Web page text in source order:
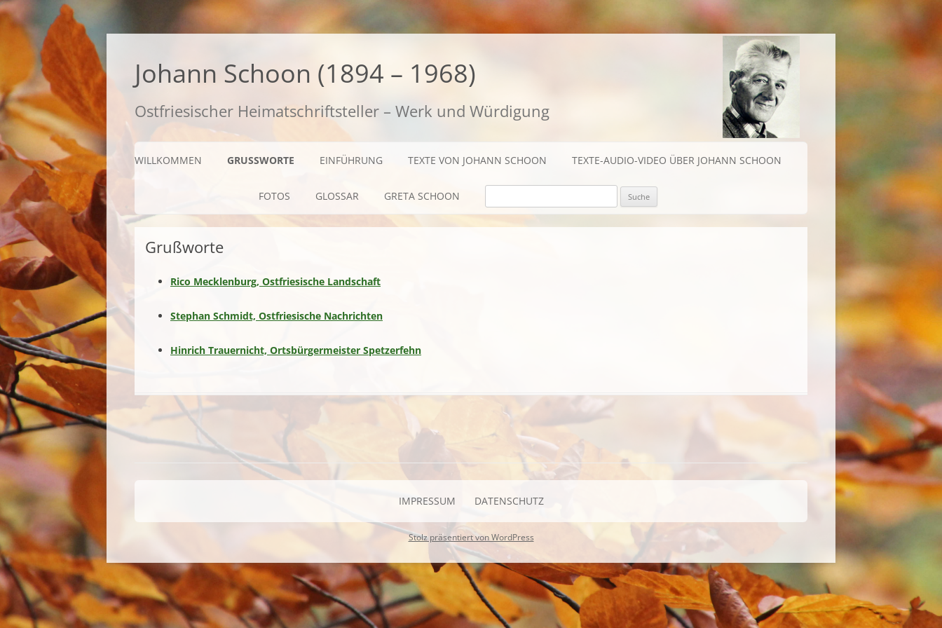
Zum
Johann Schoon (1894 – 1968)
Ostfriesischer Heimatschriftsteller – Werk und Würdigung
WILLKOMMEN GRUSSWORTE EINFÜHRUNG TEXTE VON JOHANN SCHOON TEXTE-AUDIO-VIDEO ÜBER JOHANN SCHOON
FOTOS GLOSSAR GRETA SCHOON
BIOGRAFISCHES
SUCHE NACH:
Grußworte
Rico Mecklenburg, Ostfriesische Landschaft
Stephan Schmidt, Ostfriesische Nachrichten
Hinrich Trauernicht, Ortsbürgermeister Spetzerfehn
IMPRESSUM DATENSCHUTZ
Stolz präsentiert von WordPress